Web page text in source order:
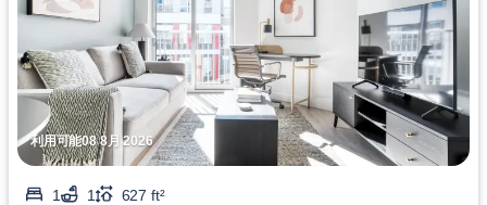
利用可能08 8月 2026
1 1
627 ft²